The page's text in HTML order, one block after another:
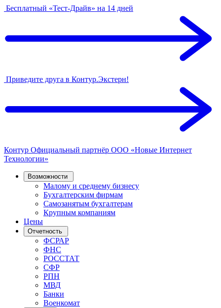
Бесплатный «Тест-Драйв» на 14 дней
Приведите друга в Контур.Экстерн!
Контур Официальный партнёр ООО «Новые Интернет
Технологии»
Возможности
Малому и среднему бизнесу
Бухгалтерским фирмам
Самозанятым бухгалтерам
Крупным компаниям
Цены
Отчетность
ФСРАР
ФНС
РОССТАТ
СФР
РПН
МВД
Банки
Военкомат